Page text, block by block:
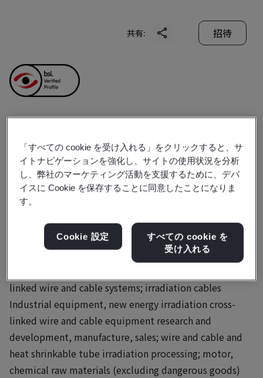
共有: 招待
Wuxi Xinhongye Wire &
Cable Co., Ltd.
Business scope:
sales of wire and cable, wire speed components, plug
connectors, plastic pellets, rubber and plastic
products; R&D and sales of irradiation cable industrial
linked wire and cable systems; irradiation cables
Industrial equipment, new energy irradiation cross-
linked wire and cable equipment research and
development, manufacture, sales; wire and cable and
heat shrinkable tube irradiation processing; motor,
chemical raw materials (excluding dangerous goods)
「すべての cookie を受け入れる」をクリックすると、サ
イトナビゲーションを強化し、サイトの使用状況を分析
し、弊社のマーケティング活動を支援するために、デバ
イスに Cookie を保存することに同意したことになりま
す。
Cookie 設定
すべての cookie を
受け入れる